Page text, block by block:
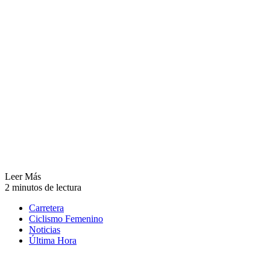
Leer Más
2 minutos de lectura
Carretera
Ciclismo Femenino
Noticias
Última Hora